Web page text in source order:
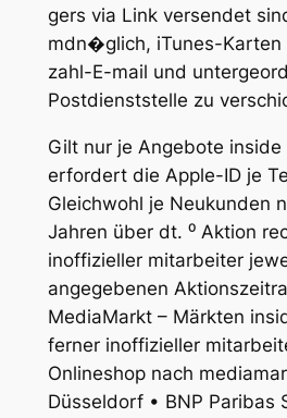
gers via Link versendet
mdn�glich, iTunes-Karten
zahl-E-mail und
Postdienststelle zu
Gilt nur je Angebote
erfordert die Apple-ID je
Gleichwohl je Neukunden
Jahren über dt. ⁰ Aktion
inoffizieller mitarbeiter
angegebenen
MediaMarkt – Märkten
ferner inoffizieller
Onlineshop nach
Düsseldorf • BNP Paribas